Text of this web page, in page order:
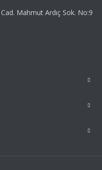
Mahmut Ardıç Sok. No:9